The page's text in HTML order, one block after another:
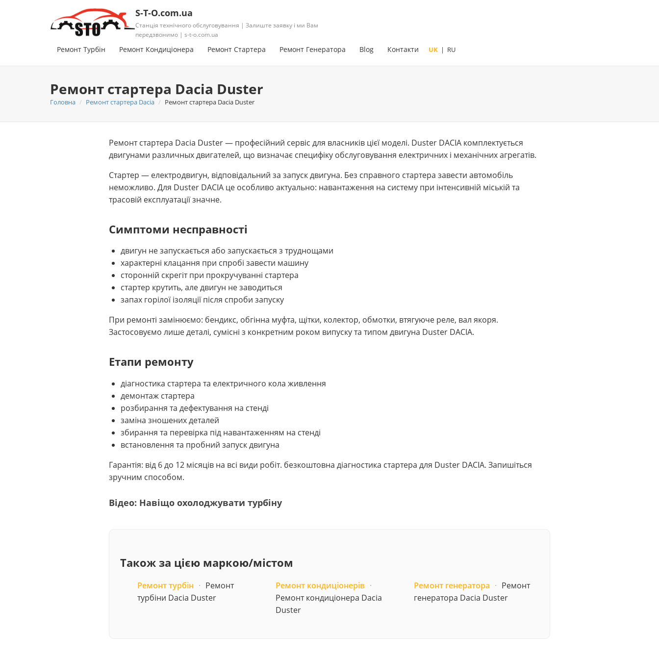
S-T-O.com.ua
Станція технічного обслуговування | Залиште заявку і ми Вам
передзвонимо | s-t-o.com.ua
Ремонт Турбін Ремонт Кондиціонера Ремонт Стартера Ремонт Генератора Blog Контакти UK | RU
Ремонт стартера Dacia Duster
Головна Ремонт стартера Dacia Ремонт стартера Dacia Duster
Ремонт стартера Dacia Duster — професійний сервіс для власників цієї моделі. Duster DACIA комплектується
двигунами различных двигателей, що визначає специфіку обслуговування електричних і механічних агрегатів.
Стартер — електродвигун, відповідальний за запуск двигуна. Без справного стартера завести автомобіль
неможливо. Для Duster DACIA це особливо актуально: навантаження на систему при інтенсивній міській та
трасовій експлуатації значне.
Симптоми несправності
двигун не запускається або запускається з труднощами
характерні клацання при спробі завести машину
сторонній скрегіт при прокручуванні стартера
стартер крутить, але двигун не заводиться
запах горілої ізоляції після спроби запуску
При ремонті замінюємо: бендикс, обгінна муфта, щітки, колектор, обмотки, втягуюче реле, вал якоря.
Застосовуємо лише деталі, сумісні з конкретним роком випуску та типом двигуна Duster DACIA.
Етапи ремонту
діагностика стартера та електричного кола живлення
демонтаж стартера
розбирання та дефектування на стенді
заміна зношених деталей
збирання та перевірка під навантаженням на стенді
встановлення та пробний запуск двигуна
Гарантія: від 6 до 12 місяців на всі види робіт. безкоштовна діагностика стартера для Duster DACIA. Запишіться
зручним способом.
Відео: Навіщо охолоджувати турбіну
Також за цією маркою/містом
Ремонт турбін · Ремонт
турбіни Dacia Duster
Ремонт кондиціонерів ·
Ремонт кондиціонера Dacia
Duster
Ремонт генератора · Ремонт
генератора Dacia Duster